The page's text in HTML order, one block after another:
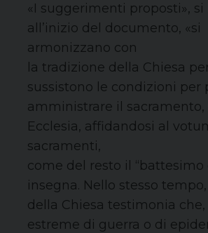
«I suggerimenti proposti», si
all’inizio del documento, «si
armonizzano con
la tradizione della Chiesa
sussistono le condizioni per
amministrare il
Ecclesia, affidandosi al
sacramenti,
come del resto il “battesimo
insegna. Nello stesso
della Chiesa testimonia
estreme di guerra o di